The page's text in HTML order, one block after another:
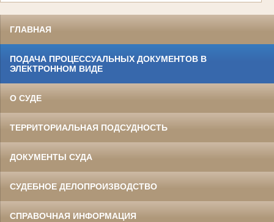
ГЛАВНАЯ
ПОДАЧА ПРОЦЕССУАЛЬНЫХ ДОКУМЕНТОВ В
ЭЛЕКТРОННОМ ВИДЕ
О СУДЕ
ТЕРРИТОРИАЛЬНАЯ ПОДСУДНОСТЬ
ДОКУМЕНТЫ СУДА
СУДЕБНОЕ ДЕЛОПРОИЗВОДСТВО
СПРАВОЧНАЯ ИНФОРМАЦИЯ